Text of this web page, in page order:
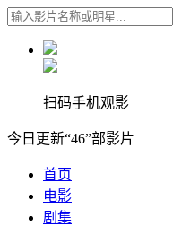
扫码手机观影
今日更新“46”部影片
首页
电影
剧集